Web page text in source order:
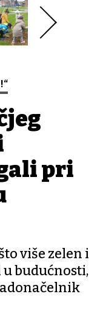
pri
više zelen i
budućnosti,